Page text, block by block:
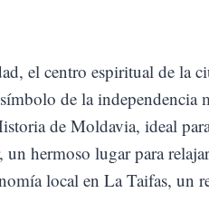
el centro espiritual de la
de la independencia
de Moldavia, ideal
hermoso lugar para
local en La Taifas, un